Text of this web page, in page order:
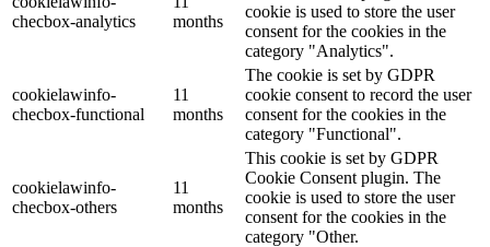
checbox-analytics
months
cookie is used to store the user
consent for the cookies in the
category "Analytics".
cookielawinfo-
checbox-functional
11
months
The cookie is set by GDPR
cookie consent to record the user
consent for the cookies in the
category "Functional".
cookielawinfo-
checbox-others
11
months
This cookie is set by GDPR
Cookie Consent plugin. The
cookie is used to store the user
consent for the cookies in the
category "Other.